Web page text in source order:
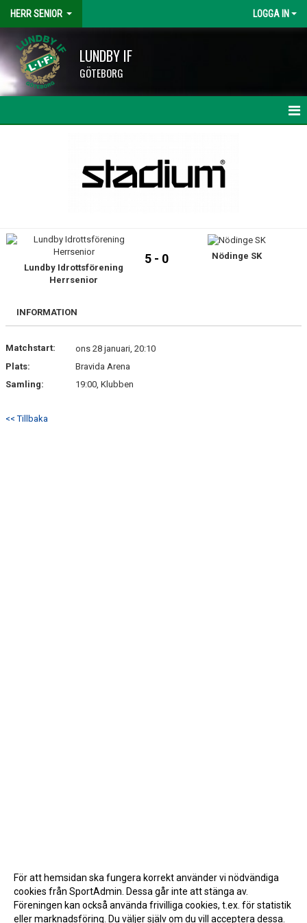
HERR SENIOR LOGGA IN
LUNDBY IF
GÖTEBORG
BILDGALLERI
DOKUMENT
KONTAKT
Lundby Idrottsförening
Herrsenior
5 - 0 Nödinge SK
INFORMATION
Matchstart:
ons 28 januari, 20:10
Plats:
Bravida Arena
Samling:
19:00, Klubben
<< Tillbaka
För att hemsidan ska fungera korrekt använder vi nödvändiga
cookies från SportAdmin. Dessa går inte att stänga av.
Föreningen kan också använda frivilliga cookies, t.ex. för statistik
eller marknadsföring. Du väljer själv om du vill acceptera dessa.